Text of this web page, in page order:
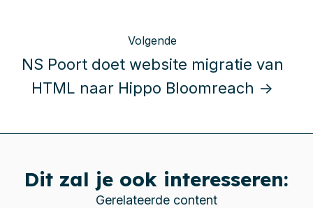
Volgende
NS Poort doet website migratie van
HTML naar Hippo Bloomreach →
Dit zal je ook interesseren:
Gerelateerde content